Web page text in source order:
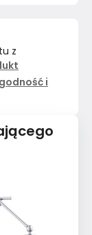
z
i